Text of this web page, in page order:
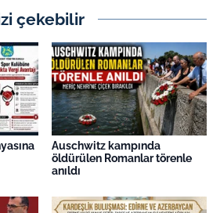
çekebilir
Auschwitz kampında
öldürülen Romanlar törenle
anıldı